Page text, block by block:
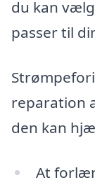
du kan
passer til
reparation
den kan
At